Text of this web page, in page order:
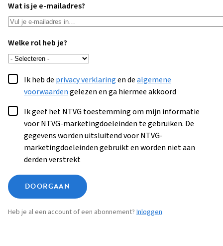
Wat is je e-mailadres?
Welke rol heb je?
Ik heb de privacy verklaringen dealgemene
voorwaardengelezen en ga hiermee akkoord
Ik geef het NTVG toestemming om mijn informatie
voor NTVG-marketingdoeleinden te gebruiken. De
gegevens worden uitsluitend voor NTVG-
marketingdoeleinden gebruikt en worden niet aan
derden verstrekt
DOORGAAN
Heb je al een account of een abonnement? Inloggen